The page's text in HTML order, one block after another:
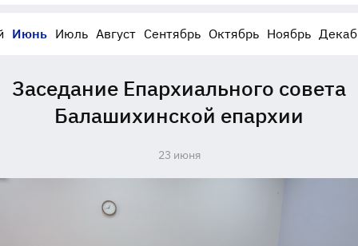
Июнь Июль Август Сентябрь Октябрь Ноябрь
Заседание Епархиального совета
Балашихинской епархии
23 июня